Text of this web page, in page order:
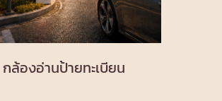
กล้องอ่านป้ายทะเบียน